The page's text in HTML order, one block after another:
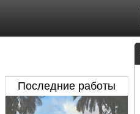
Последние работы